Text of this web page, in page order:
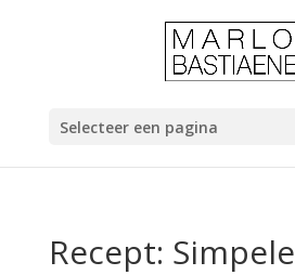
Selecteer een pagina
Recept: Simpele